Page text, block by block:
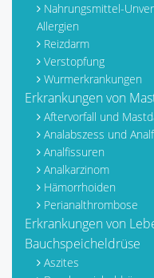
Nahrungsmittel-
Allergien
Reizdarm
Verstopfung
Wurmerkrankungen
Erkrankungen von
Aftervorfall und
Analabszess und
Analfissuren
Analkarzinom
Hämorrhoiden
Perianalthrombose
Erkrankungen von
Bauchspeicheldrüse
Aszites